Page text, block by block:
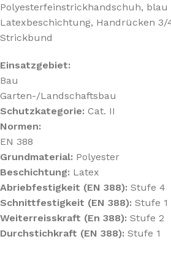
Polyesterfeinstrickhandschuh,
Latexbeschichtung, Handrücken 3/
Strickbund
Einsatzgebiet:
Bau
Garten-/Landschaftsbau
Schutzkategorie: Cat. II
Normen:
EN 388
Grundmaterial: Polyester
Beschichtung: Latex
Abriebfestigkeit (EN 388): Stufe 4
Schnittfestigkeit (EN 388): Stufe 1
Weiterreisskraft (En 388): Stufe 2
Durchstichkraft (EN 388): Stufe 1